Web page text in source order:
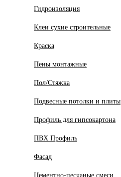
Гидроизоляция
Клеи сухие строительные
Краска
Пены монтажные
Пол/Стяжка
Подвесные потолки и плиты
Профиль для гипсокартона
ПВХ Профиль
Фасад
Цементно-песчаные смеси